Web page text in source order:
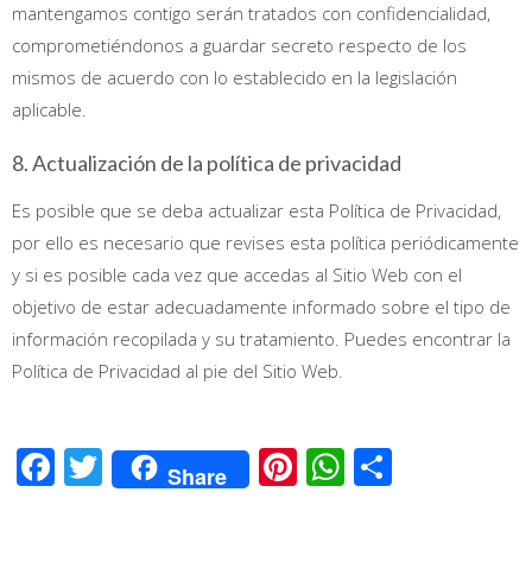
mantengamos contigo serán tratados con confidencialidad,
comprometiéndonos a guardar secreto respecto de los
mismos de acuerdo con lo establecido en la legislación
aplicable.
8. Actualización de la política de privacidad
Es posible que se deba actualizar esta Política de Privacidad,
por ello es necesario que revises esta política periódicamente
y si es posible cada vez que accedas al Sitio Web con el
objetivo de estar adecuadamente informado sobre el tipo de
información recopilada y su tratamiento. Puedes encontrar la
Política de Privacidad al pie del Sitio Web.
Facebook
Twitter
Share Pinterest
WhatsApp